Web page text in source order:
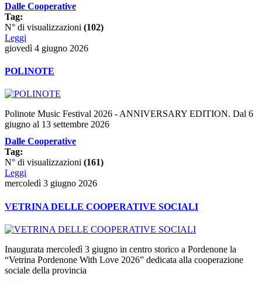
Dalle Cooperative
Tag:
N° di visualizzazioni (102)
Leggi
giovedì 4 giugno 2026
POLINOTE
Polinote Music Festival 2026 - ANNIVERSARY EDITION. Dal 6
giugno al 13 settembre 2026
Dalle Cooperative
Tag:
N° di visualizzazioni (161)
Leggi
mercoledì 3 giugno 2026
VETRINA DELLE COOPERATIVE SOCIALI
Inaugurata mercoledì 3 giugno in centro storico a Pordenone la
“Vetrina Pordenone With Love 2026” dedicata alla cooperazione
sociale della provincia